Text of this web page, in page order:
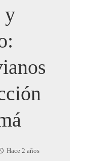
y
Hace 2 años